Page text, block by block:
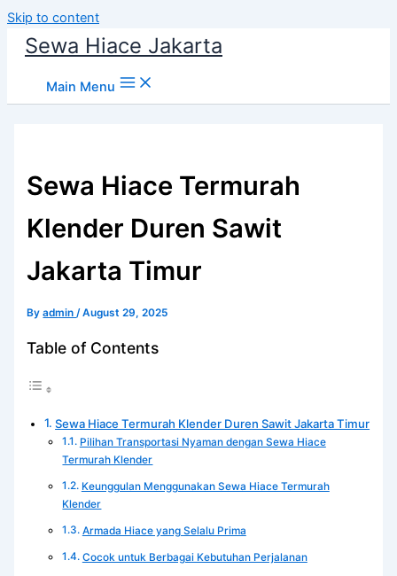
Skip to content
Sewa Hiace Jakarta
Main Menu
Sewa Hiace Termurah
Klender Duren Sawit
Jakarta Timur
Byadmin/August 29, 2025
Table of Contents
Sewa Hiace Termurah Klender Duren Sawit Jakarta Timur
Pilihan Transportasi Nyaman dengan Sewa Hiace
Termurah Klender
Keunggulan Menggunakan Sewa Hiace Termurah
Klender
Armada Hiace yang Selalu Prima
Cocok untuk Berbagai Kebutuhan Perjalanan